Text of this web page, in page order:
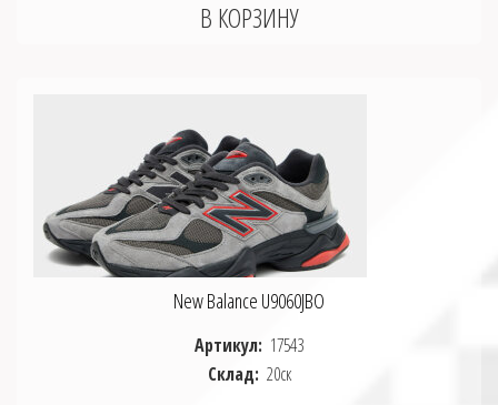
New Balance U9060JBO
Артикул: 17543
Склад: 20ск